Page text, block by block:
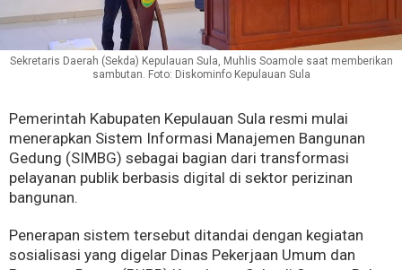
Sekretaris Daerah (Sekda) Kepulauan Sula, Muhlis Soamole saat memberikan
sambutan. Foto: Diskominfo Kepulauan Sula
Pemerintah Kabupaten Kepulauan Sula resmi mulai
menerapkan Sistem Informasi Manajemen Bangunan
Gedung (SIMBG) sebagai bagian dari transformasi
pelayanan publik berbasis digital di sektor perizinan
bangunan.
Penerapan sistem tersebut ditandai dengan kegiatan
sosialisasi yang digelar Dinas Pekerjaan Umum dan